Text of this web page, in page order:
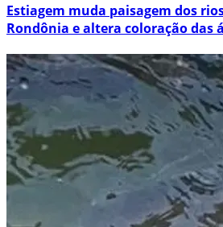
Estiagem muda paisagem dos
Rondônia e altera coloração das